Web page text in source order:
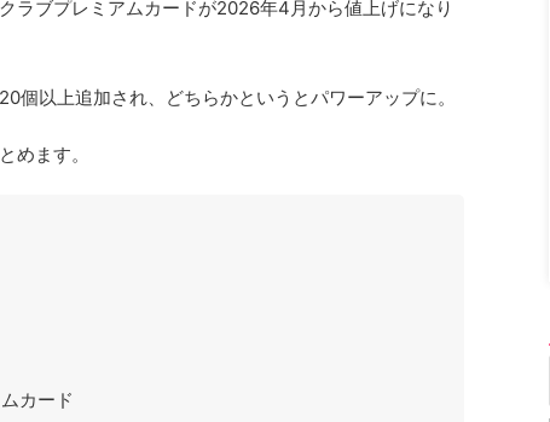
ラブプレミアムカードが2026年4月から値上げになり
個以上追加され、どちらかというとパワーアップに。
めます。
カード